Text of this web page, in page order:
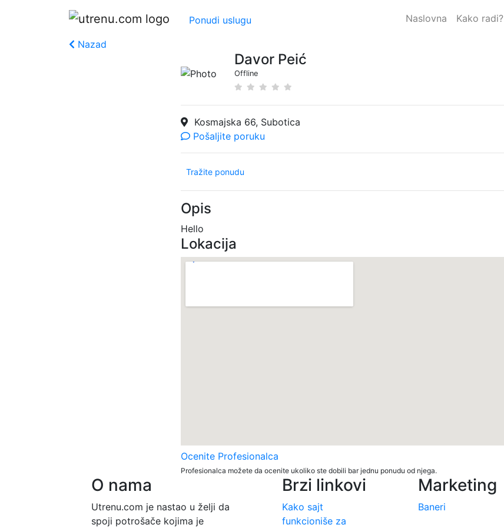
Ponudi uslugu Naslovna Kako radi?
Nazad
Davor Peić
Offline
Kosmajska 66, Subotica
Pošaljite poruku
Tražite ponudu
Opis
Hello
Lokacija
Ocenite Profesionalca
Profesionalca možete da ocenite ukoliko ste dobili bar jednu ponudu od njega.
O nama
Utrenu.com je nastao u želji da
spoji potrošače kojima je
Brzi linkovi
Kako sajt
funkcioniše za
Marketing
Baneri